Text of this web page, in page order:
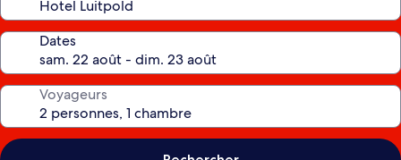
Dates
Voyageurs